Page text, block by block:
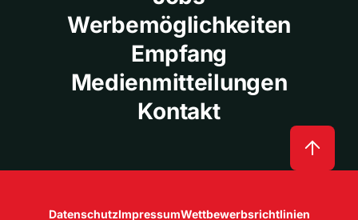
Werbemöglichkeiten
Empfang
Medienmitteilungen
Kontakt
DatenschutzImpressumWettbewerbsrichtlinien